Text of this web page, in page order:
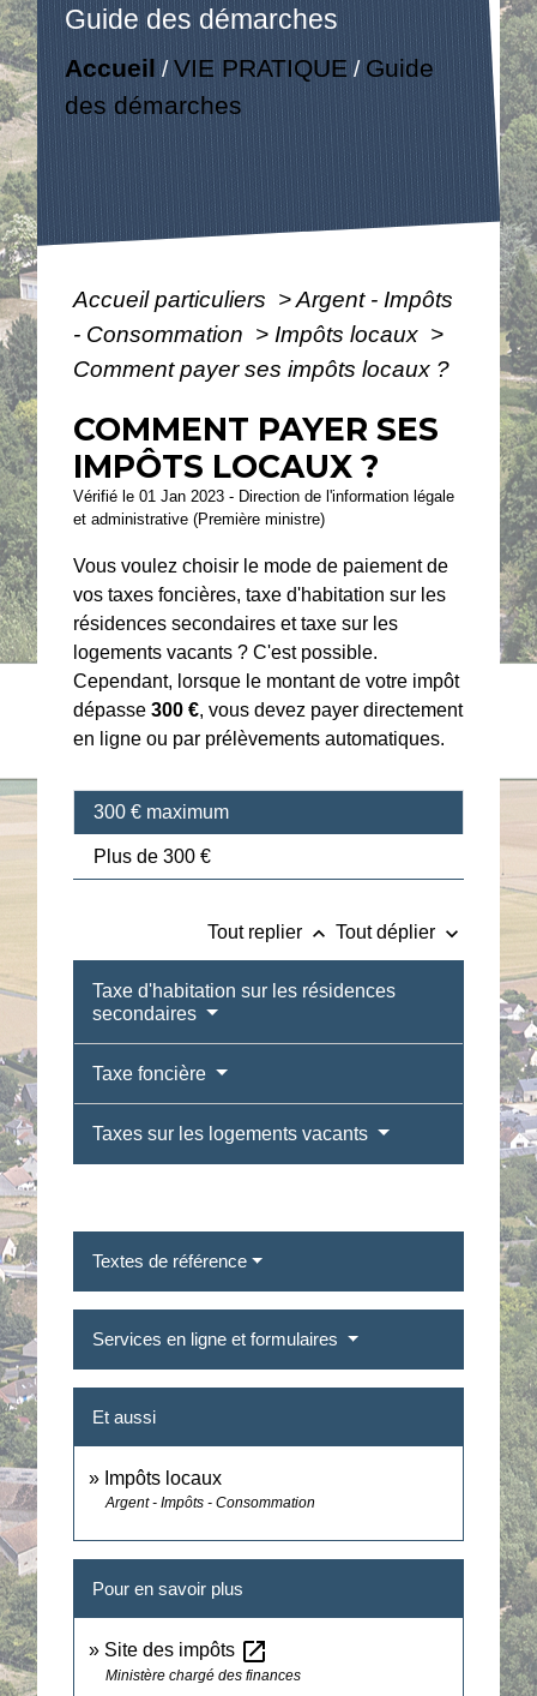
Guide des démarches
Accueil /VIE PRATIQUE / Guide
des démarches
Accueil particuliers >Argent - Impôts
- Consommation > Impôts locaux >
Comment payer ses impôts locaux ?
COMMENT PAYER SES
IMPÔTS LOCAUX ?
Vérifié le 01 Jan 2023 - Direction de l'information légale
et administrative (Première ministre)
Vous voulez choisir le mode de paiement de
vos taxes foncières, taxe d'habitation sur les
résidences secondaires et taxe sur les
logements vacants ? C'est possible.
Cependant, lorsque le montant de votre impôt
dépasse300 €, vous devez payer directement
en ligne ou par prélèvements automatiques.
300 € maximum
Plus de 300 €
Tout replier keyboard_arrow_up Tout déplier keyboard_arrow_down
Taxe d'habitation sur les résidences
secondaires
Taxe foncière
Taxes sur les logements vacants
Textes de référence
Services en ligne et formulaires
Et aussi
Impôts locaux
Argent - Impôts - Consommation
Pour en savoir plus
Site des impôts open_in_new
Ministère chargé des finances